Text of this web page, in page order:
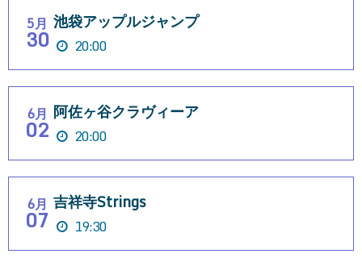
5月
30
池袋アップルジャンプ
20:00
6月
02
阿佐ヶ谷クラヴィーア
20:00
6月
07
吉祥寺Strings
19:30